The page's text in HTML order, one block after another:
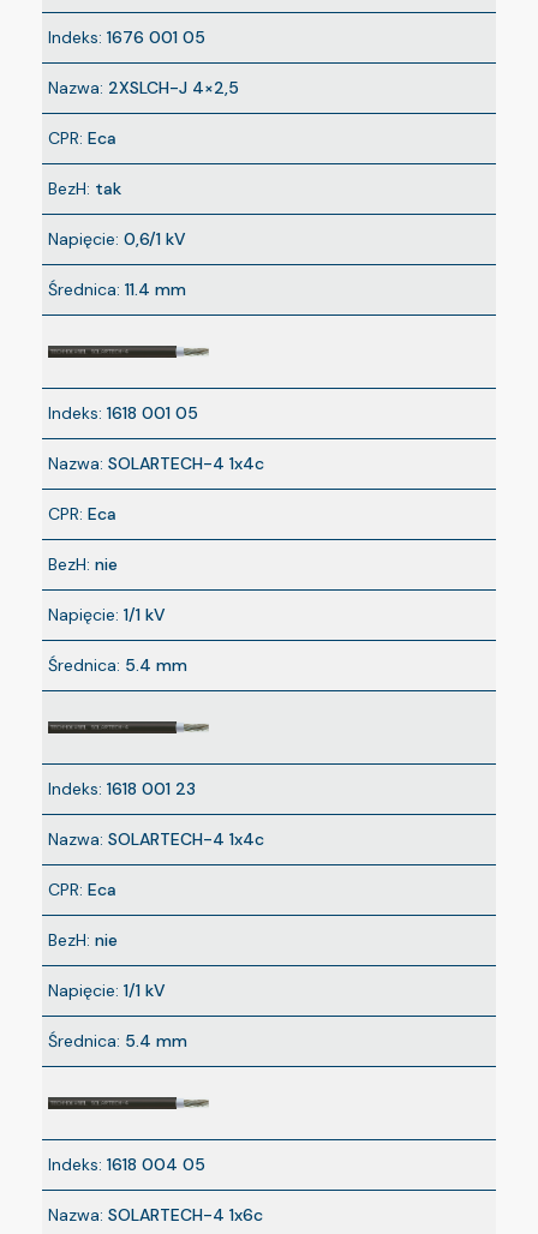
Indeks: 1676 001 05
Nazwa: 2XSLCH-J 4×2,5
CPR: Eca
BezH: tak
Napięcie: 0,6/1 kV
Średnica: 11.4 mm
Indeks: 1618 001 05
Nazwa: SOLARTECH-4 1x4c
CPR: Eca
BezH: nie
Napięcie: 1/1 kV
Średnica: 5.4 mm
Indeks: 1618 001 23
Nazwa: SOLARTECH-4 1x4c
CPR: Eca
BezH: nie
Napięcie: 1/1 kV
Średnica: 5.4 mm
Indeks: 1618 004 05
Nazwa: SOLARTECH-4 1x6c